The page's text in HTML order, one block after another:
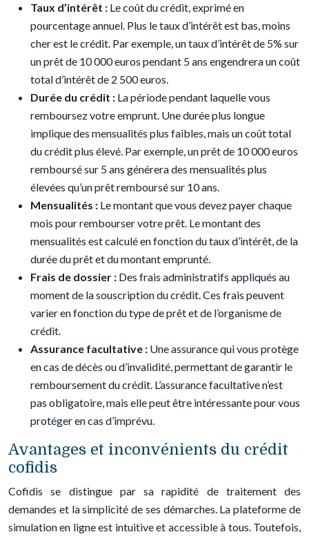
Taux d’intérêt : Le coût du crédit, exprimé en
pourcentage annuel. Plus le taux d’intérêt est bas, moins
cher est le crédit. Par exemple, un taux d’intérêt de 5% sur
un prêt de 10 000 euros pendant 5 ans engendrera un coût
total d’intérêt de 2 500 euros.
Durée du crédit : La période pendant laquelle vous
remboursez votre emprunt. Une durée plus longue
implique des mensualités plus faibles, mais un coût total
du crédit plus élevé. Par exemple, un prêt de 10 000 euros
remboursé sur 5 ans générera des mensualités plus
élevées qu’un prêt remboursé sur 10 ans.
Mensualités : Le montant que vous devez payer chaque
mois pour rembourser votre prêt. Le montant des
mensualités est calculé en fonction du taux d’intérêt, de la
durée du prêt et du montant emprunté.
Frais de dossier : Des frais administratifs appliqués au
moment de la souscription du crédit. Ces frais peuvent
varier en fonction du type de prêt et de l’organisme de
crédit.
Assurance facultative : Une assurance qui vous protège
en cas de décès ou d’invalidité, permettant de garantir le
remboursement du crédit. L’assurance facultative n’est
pas obligatoire, mais elle peut être intéressante pour vous
protéger en cas d’imprévu.
Avantages et inconvénients du crédit
cofidis
Cofidis se distingue par sa rapidité de traitement des
demandes et la simplicité de ses démarches. La plateforme de
simulation en ligne est intuitive et accessible à tous. Toutefois,